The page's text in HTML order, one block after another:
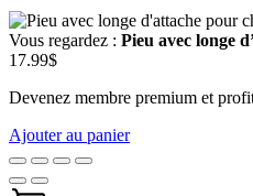
Vous regardez : Pieu avec longe
17.99$
Devenez membre premium et
Ajouter au panier